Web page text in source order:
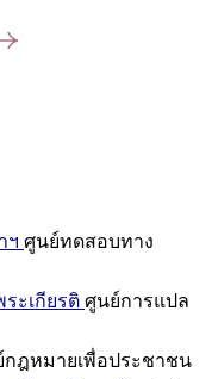
ฯ ศูนย์ทดสอบทาง
ะเกียรติ ศูนย์การแปล
กฎหมายเพื่อประชาชน